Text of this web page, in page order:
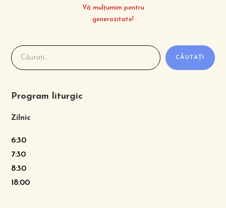
Vă mulțumim pentru
generozitate!
CĂUTAȚI
Program liturgic
Zilnic
6:30
7:30
8:30
18:00